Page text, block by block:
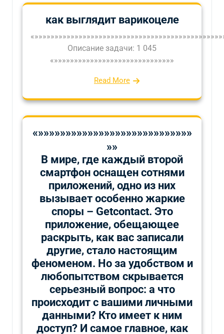
как выглядит варикоцеле
Описание задачи: 1 045
«»»»»»»»»»»»»»»»»»»»»»»»»»»»»»»
Read More
«»»»»»»»»»»»»»»»»»»»»»»»»»»»»
»»
В мире, где каждый второй
смартфон оснащен сотнями
приложений, одно из них
вызывает особенно жаркие
споры – Getcontact. Это
приложение, обещающее
раскрыть, как вас записали
другие, стало настоящим
феноменом. Но за удобством и
любопытством скрывается
серьезный вопрос: а что
происходит с вашими личными
данными? Кто имеет к ним
доступ? И самое главное, как